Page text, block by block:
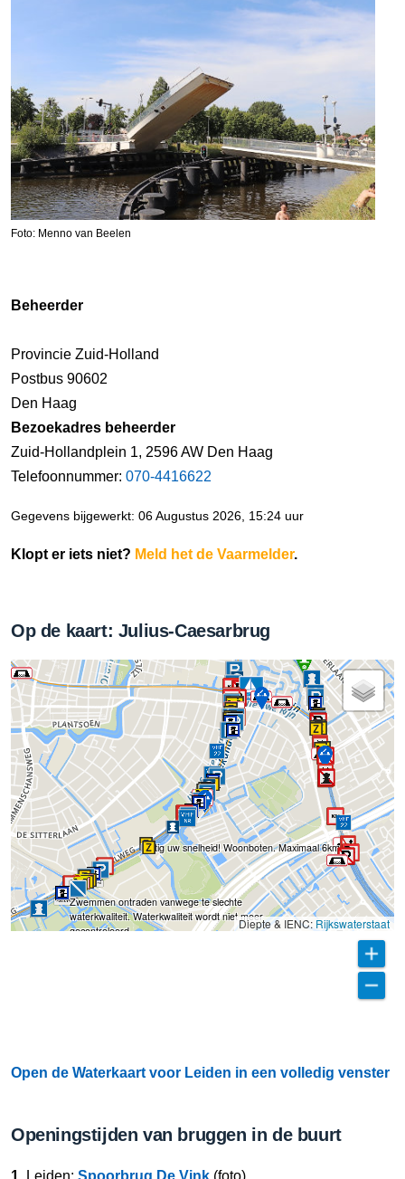
Foto: Menno van Beelen
Beheerder
Provincie Zuid-Holland
Postbus 90602
Den Haag
Bezoekadres beheerder
Zuid-Hollandplein 1, 2596 AW Den Haag
Telefoonnummer: 070-4416622
Gegevens bijgewerkt: 06 Augustus 2026, 15:24 uur
Klopt er iets niet? Meld het de Vaarmelder.
Op de kaart: Julius-Caesarbrug
Matig uw snelheid! Woonboten. Maximaal 6kmpu
Zwemmen ontraden vanwege te slechte
waterkwaliteit. Waterkwaliteit wordt niet meer
gecontroleerd.
Diepte & IENC: Rijkswaterstaat
Open de Waterkaart voor Leiden in een volledig venster
Openingstijden van bruggen in de buurt
1. Leiden: Spoorbrug De Vink (foto)